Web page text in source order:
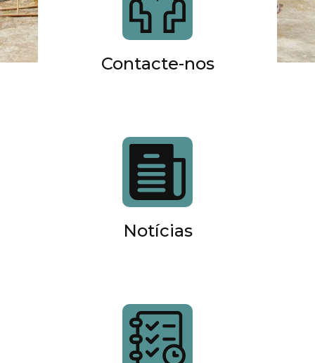
Contacte-nos
Notícias